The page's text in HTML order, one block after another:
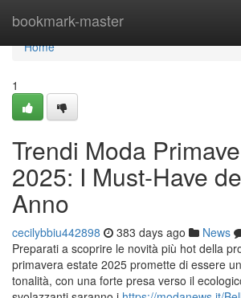
bookmark-master
Home
Home
1
Trendi Moda
2025: I Must-Have
Anno
cecilybbiu442898 383 days ago News
Preparati a scoprire le novità più hot della
primavera estate 2025 promette di essere
tonalità, con una forte presa verso il